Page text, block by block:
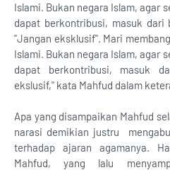
Islami. Bukan negara Islam, agar
dapat berkontribusi, masuk dari
"Jangan eksklusif". Mari
Islami. Bukan negara Islam, agar
dapat berkontribusi, masuk
ekslusif," kata Mahfud dalam
Apa yang disampaikan Mahfud
narasi demikian justru
terhadap ajaran agamanya.
Mahfud, yang lalu